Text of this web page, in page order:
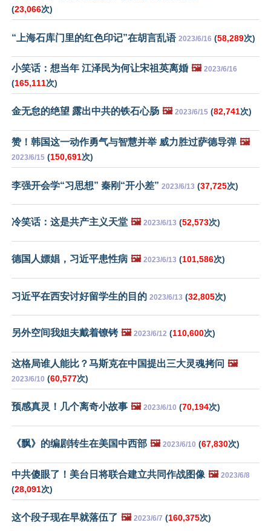
(23,066次)
“上海石库门里的红色印记”在胡言乱语 2023/6/16 (58,289次)
小笑话：想当年 江泽民为何让宋祖英离婚 🖼️ 2023/6/16
(165,111次)
金无怠的绝望 露出中共的铁石心肠 🖼️ 2023/6/15 (82,741次)
赞！韩国这一动作勇气与智慧并举 威力胜过萨德导弹 🖼️
2023/6/15 (150,691次)
李强开会学“习思想” 秦刚“开小差” 2023/6/13 (37,725次)
冷笑话：这是共产主义天堂 🖼️ 2023/6/13 (52,573次)
德国人嫖娼，习近平患性病 🖼️ 2023/6/13 (101,586次)
习近平在西安讨好留学生的目的 2023/6/13 (32,805次)
另外空间我姐夫戴着镣铐 🖼️ 2023/6/12 (110,600次)
这格局谁人能比？马斯克在中国提出三大灵魂拷问 🖼️
2023/6/10 (60,577次)
预感真灵！几个离奇小故事 🖼️ 2023/6/10 (70,194次)
《飘》的编剧转生在美国中西部 🖼️ 2023/6/10 (67,830次)
中共傻眼了！美台日将联合建立共同作战图像 🖼️ 2023/6/8
(28,091次)
这个段子现在早就落伍了 🖼️ 2023/6/7 (160,375次)